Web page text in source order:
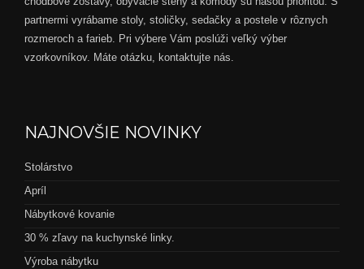
partnermi vyrábame stoly, stoličky, sedačky a postele v rôznych
rozmeroch a farieb. Pri výbere Vám poslúži veľký výber
vzorkovníkov. Máte otázku, kontaktujte nás.
NAJNOVŠIE NOVINKY
Stolárstvo
Apríl
Nábytkové kovanie
30 % zľavy na kuchynské linky.
Výroba nábytku